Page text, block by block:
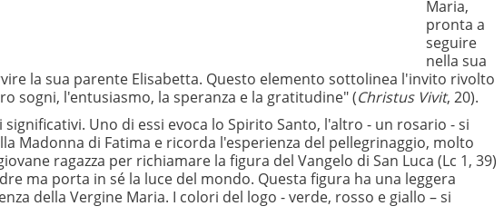
Maria,
pronta a
seguire
nella sua
la sua parente Elisabetta. Questo elemento sottolinea l'invito rivolto
sogni, l'entusiasmo, la speranza e la gratitudine" (Christus Vivit, 20).
Uno di essi evoca lo Spirito Santo, l'altro - un rosario - si
Madonna di Fatima e ricorda l'esperienza del pellegrinaggio, molto
ragazza per richiamare la figura del Vangelo di San Luca (Lc 1, 39)
ma porta in sé la luce del mondo. Questa figura ha una leggera
della Vergine Maria. I colori del logo - verde, rosso e giallo – si